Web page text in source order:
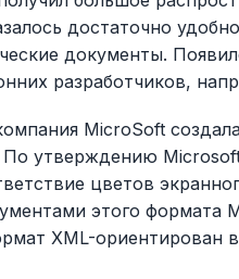
достаточно
документы.
разработчиков,
MicroSoft
По утверждению
цветов
этого
XML-ориентирован